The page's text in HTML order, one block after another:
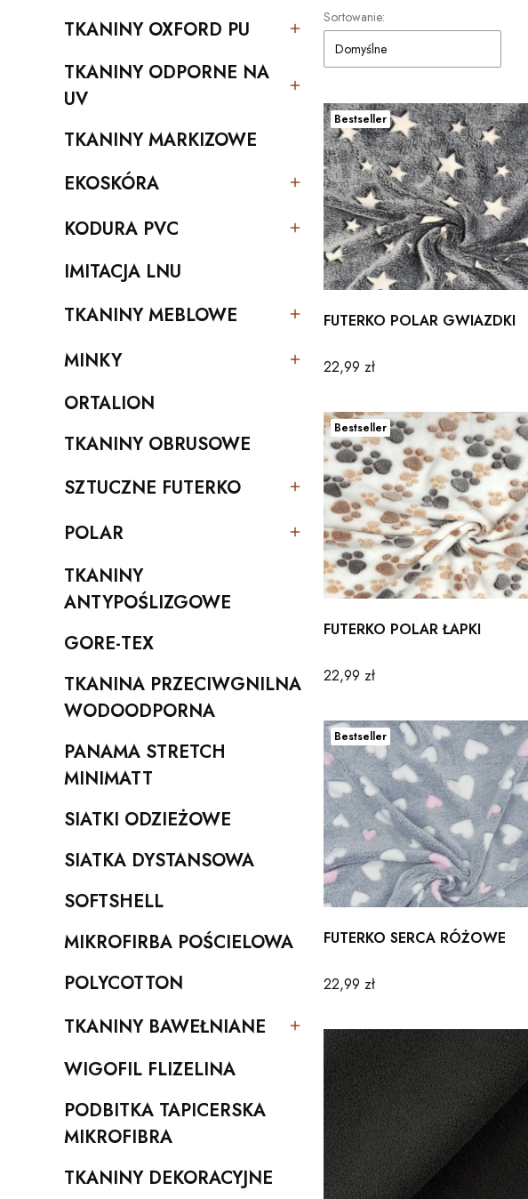
Kategoria - TKANINY OXFORD PU
TKANINY OXFORD PU
Kategoria - TKANINY ODPORNE NA UV
TKANINY ODPORNE NA
UV
Kategoria - TKANINY MARKIZOWE
TKANINY MARKIZOWE
Kategoria - EKOSKÓRA
EKOSKÓRA
Kategoria - KODURA PVC
KODURA PVC
Kategoria - IMITACJA LNU
IMITACJA LNU
Kategoria - TKANINY MEBLOWE
TKANINY MEBLOWE
Kategoria - MINKY
MINKY
Kategoria - ORTALION
ORTALION
Kategoria - TKANINY OBRUSOWE
TKANINY OBRUSOWE
Kategoria - SZTUCZNE FUTERKO
SZTUCZNE FUTERKO
Kategoria - POLAR
POLAR
Kategoria - TKANINY ANTYPOŚLIZGOWE
TKANINY
ANTYPOŚLIZGOWE
Kategoria - GORE-TEX
GORE-TEX
Kategoria - TKANINA PRZECIWGNILNA WODOODPORNA
TKANINA PRZECIWGNILNA
WODOODPORNA
Kategoria - PANAMA STRETCH MINIMATT
PANAMA STRETCH
MINIMATT
Kategoria - SIATKI ODZIEŻOWE
SIATKI ODZIEŻOWE
Kategoria - SIATKA DYSTANSOWA
SIATKA DYSTANSOWA
Kategoria - SOFTSHELL
SOFTSHELL
Kategoria - MIKROFIRBA POŚCIELOWA
MIKROFIRBA POŚCIELOWA
Kategoria - POLYCOTTON
POLYCOTTON
Kategoria - TKANINY BAWEŁNIANE
TKANINY BAWEŁNIANE
Kategoria - WIGOFIL FLIZELINA
WIGOFIL FLIZELINA
Kategoria - PODBITKA TAPICERSKA MIKROFIBRA
PODBITKA TAPICERSKA
MIKROFIBRA
Kategoria - TKANINY DEKORACYJNE
TKANINY DEKORACYJNE
Lista produktów
Sortowanie:
Domyślne
Bestseller
FUTERKO POLAR GWIAZDKI
Cena
22,99 zł
Bestseller
FUTERKO POLAR ŁAPKI
Cena
22,99 zł
Bestseller
FUTERKO SERCA RÓŻOWE
Cena
22,99 zł